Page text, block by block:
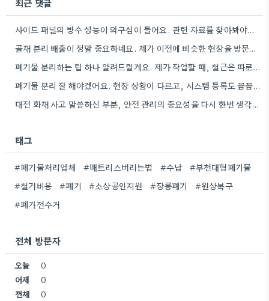
최근 댓글
사이드 패널의 방수 성능이 의구심이 들어요. 관련 자료를 찾아봐야겠네요.
골재 분리 배출이 정말 중요하네요. 제가 이전에 비슷한 현장을 방문했을 때도 이렇게 철저하게 분류하지 않은…
폐기물 분리하는 팁 하나 알려드릴게요. 제가 작업할 때, 철근은 따로 모아두고 골재는 색깔별로 구분해서 보관했는데,…
폐기물 분리 잘 해야겠어요. 현장 상황이 다르고, 시스템 등록도 꼼꼼히 확인해야 하니까.
대전 화재 사고 말씀하신 부분, 안전 관리의 중요성을 다시 한번 생각하게 되네요. 특히 규모가 큰…
태그
#폐기물처리업체 #매트리스버리는법 #수납
#부천대형폐기물
#철거비용
#폐기 #소상공인지원 #장롱폐기
#원상복구
#폐가전수거
전체 방문자
오늘
0
어제
0
전체
0